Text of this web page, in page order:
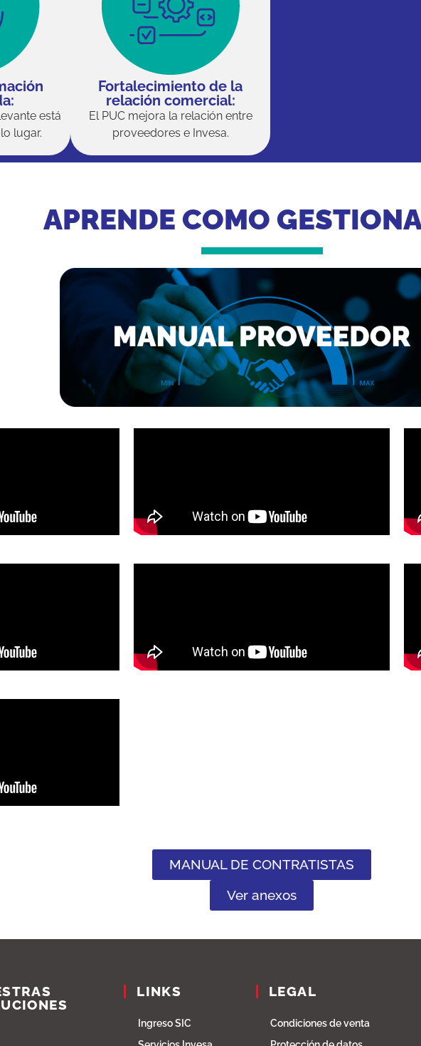
está
lugar.
Fortalecimiento de la
relación comercial:
El PUC mejora la relación entre
proveedores e Invesa.
APRENDE COMO
MANUAL DE CONTRATISTAS
Ver anexos
LINKS
Ingreso SIC
LEGAL
Condiciones de venta